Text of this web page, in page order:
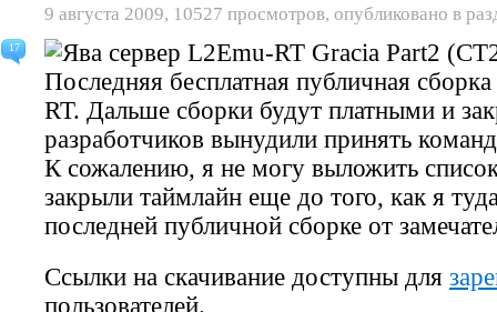
17
9 августа 2009, 10527 просмотров, опубликовано в
Последняя бесплатная публичная
RT. Дальше сборки будут платными и
разработчиков вынудили принять
К сожалению, я не могу выложить
закрыли таймлайн еще до того, как я
последней публичной сборке от
Ссылки на скачивание доступны для
пользователей.